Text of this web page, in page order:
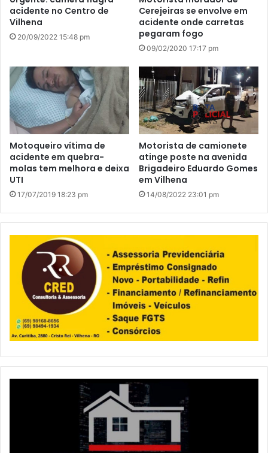
acidente no Centro de
Vilhena
20/09/2022 15:48 pm
Cerejeiras se envolve em
acidente onde carretas
pegaram fogo
09/02/2020 17:17 pm
Motoqueiro vítima de
acidente em quebra-
molas tem melhora e deixa
UTI
17/07/2019 18:23 pm
Motorista de camionete
atinge poste na avenida
Brigadeiro Eduardo Gomes
em Vilhena
14/08/2022 23:01 pm